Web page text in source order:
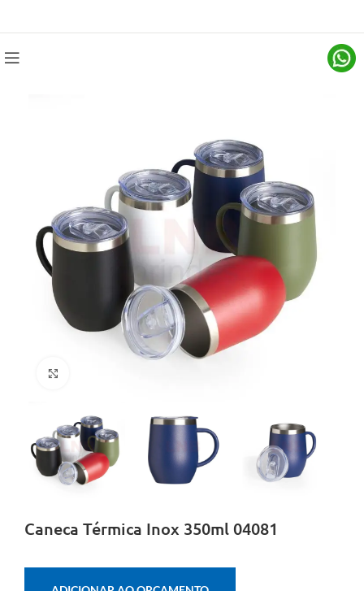
Caneca Térmica Inox 350ml 04081